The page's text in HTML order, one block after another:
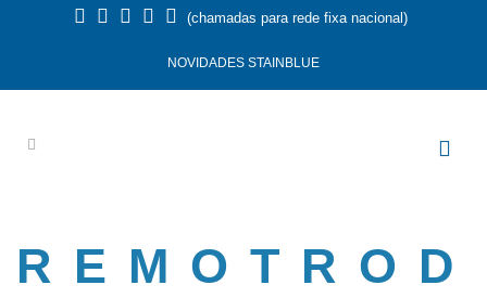
(chamadas para rede fixa nacional)
NOVIDADES STAINBLUE
REMOTROD